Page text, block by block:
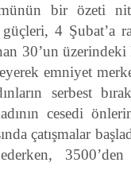
bir özeti
4 Şubat’a
30’un üzerindeki
emniyet
serbest
cesedi
çatışmalar